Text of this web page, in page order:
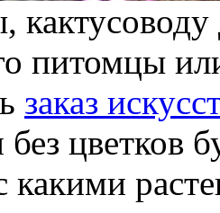
питомцы
заказ
цветков
какими